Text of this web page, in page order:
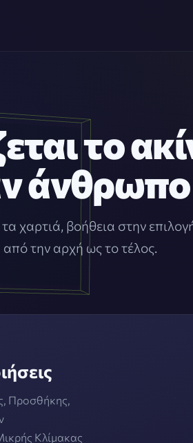
το
άνθρωπο
χαρτιά, βοήθεια στην
την αρχή ως το τέλος.
Προσθήκης,
Κλίμακας